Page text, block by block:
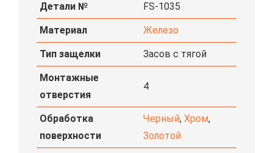
Детали № FS-1035
Материал Железо
Тип защелки Засов с тягой
Монтажные
отверстия
4
Обработка
поверхности
Черный, Хром,
Золотой